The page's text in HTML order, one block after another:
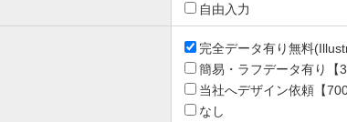
自由入力
完全データ有り無料
簡易・ラフデータ有り【
当社へデザイン依頼【
なし